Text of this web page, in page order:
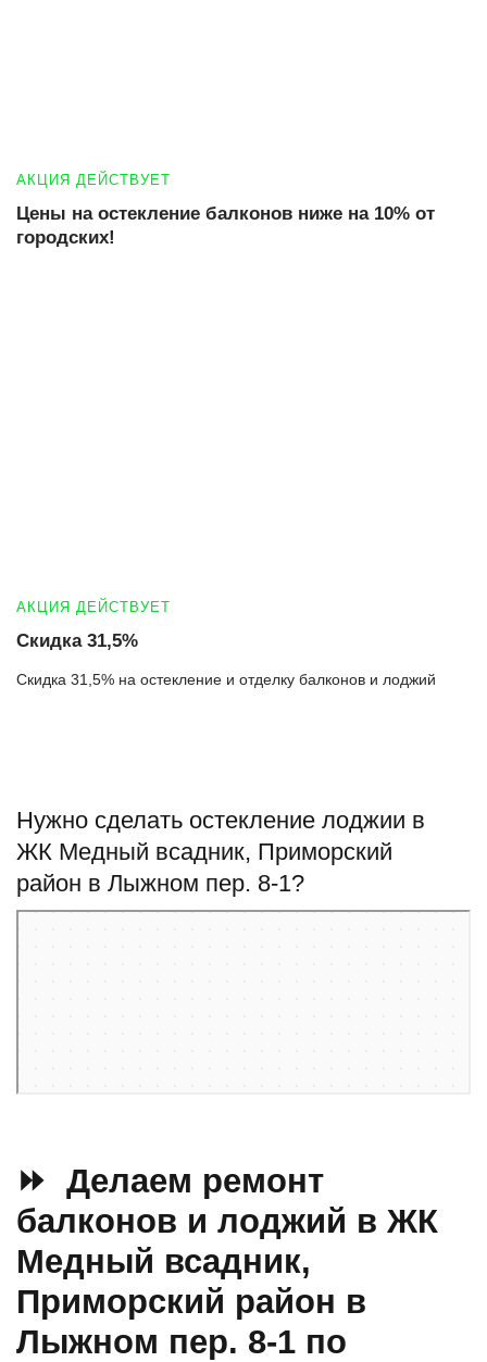
АКЦИЯ ДЕЙСТВУЕТ
Цены на остекление балконов ниже на 10% от
городских!
АКЦИЯ ДЕЙСТВУЕТ
Скидка 31,5%
Скидка 31,5% на остекление и отделку балконов и лоджий
Нужно сделать остекление лоджии в
ЖК Медный всадник, Приморский
район в Лыжном пер. 8-1?
⏩ Делаем ремонт
балконов и лоджий в ЖК
Медный всадник,
Приморский район в
Лыжном пер. 8-1 по